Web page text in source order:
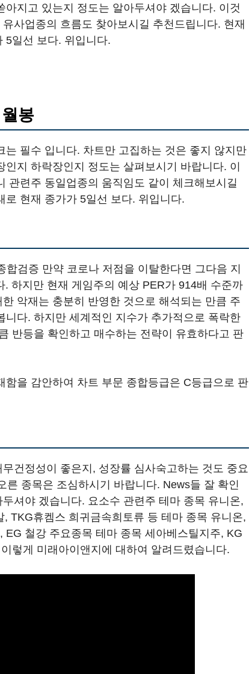
지고 있는지 정도는 알아두셔야 겠습니다. 이것
사업종의 흐름도 찾아보시길 추천드립니다. 현재
5일선 보다. 위입니다.
봉
필수 입니다. 차트만 고집하는 것은 좋지 않지만
지 하락장인지 정도는 살펴보시기 바랍니다. 이
관련주 동일업종의 움직임도 같이 체크해보시길
현재 종가가 5일선 보다. 위입니다.
검증 만약 코로나 저점을 이탈한다면 그다음 지
하지만 현재 게임주의 예상 PER가 914배 수준까
악재는 충분히 반영한 것으로 해석되는 만큼 주
다. 하지만 세계적인 지수가 추가적으로 폭락한
반등을 확인하고 매수하는 전략이 유효하다고 판
을 감안하여 차트 부문 종합등급은 C등급으로 판
건정성이 좋은지, 성장률 심사숙고하는 것도 중요
종목은 조심하시기 바랍니다. News들 잘 확인
셔야 겠습니다. 요소수 관련주 테마 종목 유니온,
TKG휴켐스 희귀금속희토류 등 테마 종목 유니온,
철강 주요종목 테마 종목 세아베스틸지주, KG
렇게 미래아이앤지에 대하여 알려드렸습니다.